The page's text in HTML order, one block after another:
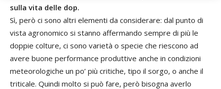
sulla vita delle dop.
Sì, però ci sono altri elementi da considerare: dal punto di
vista agronomico si stanno affermando sempre di più le
doppie colture, ci sono varietà o specie che riescono ad
avere buone performance produttive anche in condizioni
meteorologiche un po’ più critiche, tipo il sorgo, o anche il
triticale. Quindi molto si può fare, però bisogna averlo